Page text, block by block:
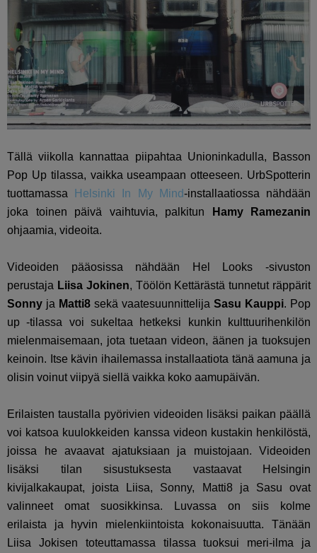
Tällä viikolla kannattaa piipahtaa Unioninkadulla, Basson
Pop Up tilassa, vaikka useampaan otteeseen. UrbSpotterin
tuottamassa
Helsinki In My Mind-installaatiossa nähdään
joka toinen päivä vaihtuvia, palkitun
Hamy Ramezanin
ohjaamia, videoita.
Videoiden pääosissa nähdään Hel Looks -sivuston
perustaja Liisa Jokinen, Töölön Kettärästä tunnetut räppärit
Sonny ja Matti8 sekä vaatesuunnittelijaSasu Kauppi. Pop
up -tilassa voi sukeltaa hetkeksi kunkin kulttuurihenkilön
mielenmaisemaan, jota tuetaan videon, äänen ja tuoksujen
keinoin. Itse kävin ihailemassa installaatiota tänä aamuna ja
olisin voinut viipyä siellä vaikka koko aamupäivän.
Erilaisten taustalla pyörivien videoiden lisäksi paikan päällä
voi katsoa kuulokkeiden kanssa videon kustakin henkilöstä,
joissa he avaavat ajatuksiaan ja muistojaan. Videoiden
lisäksi tilan sisustuksesta vastaavat Helsingin
kivijalkakaupat, joista Liisa, Sonny, Matti8 ja Sasu ovat
valinneet omat suosikkinsa. Luvassa on siis kolme
erilaista ja hyvin mielenkiintoista kokonaisuutta. Tänään
Liisa Jokisen toteuttamassa tilassa tuoksui meri-ilma ja